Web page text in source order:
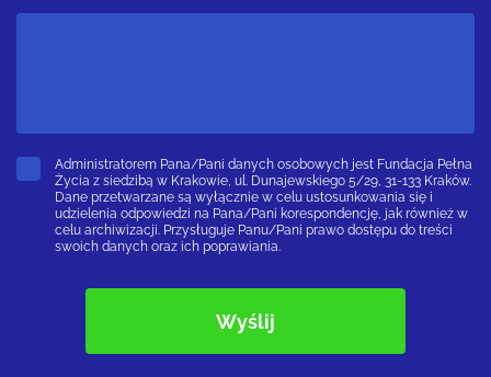
Administratorem Pana/Pani danych osobowych jest Fundacja Pełna
Życia z siedzibą w Krakowie, ul. Dunajewskiego 5/29, 31-133 Kraków.
Dane przetwarzane są wyłącznie w celu ustosunkowania się i
udzielenia odpowiedzi na Pana/Pani korespondencję, jak również w
celu archiwizacji. Przysługuje Panu/Pani prawo dostępu do treści
swoich danych oraz ich poprawiania.